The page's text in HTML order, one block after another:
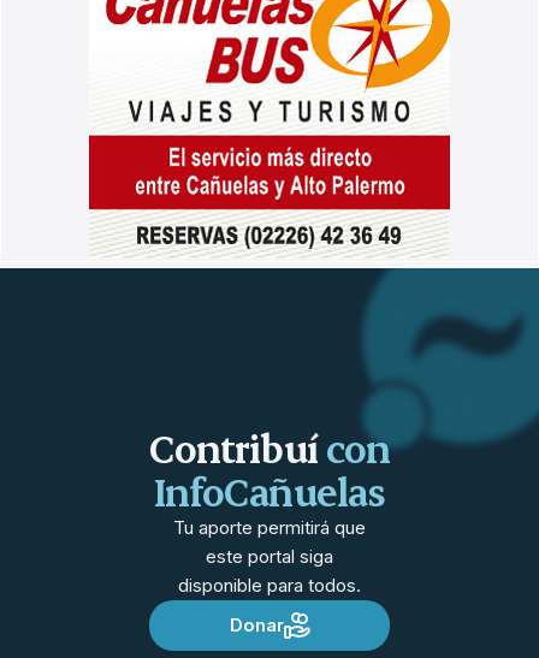
Contribuícon
InfoCañuelas
Tu aporte permitirá que
este portal siga
disponible para todos.
Donar